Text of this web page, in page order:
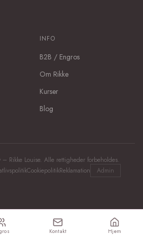
INFO
B2B / Engros
Om Rikke
Kurser
Blog
– Rikke Louise. Alle rettigheder forbeholdes.
CookiepolitikReklamation Admin
Kontakt Hjem